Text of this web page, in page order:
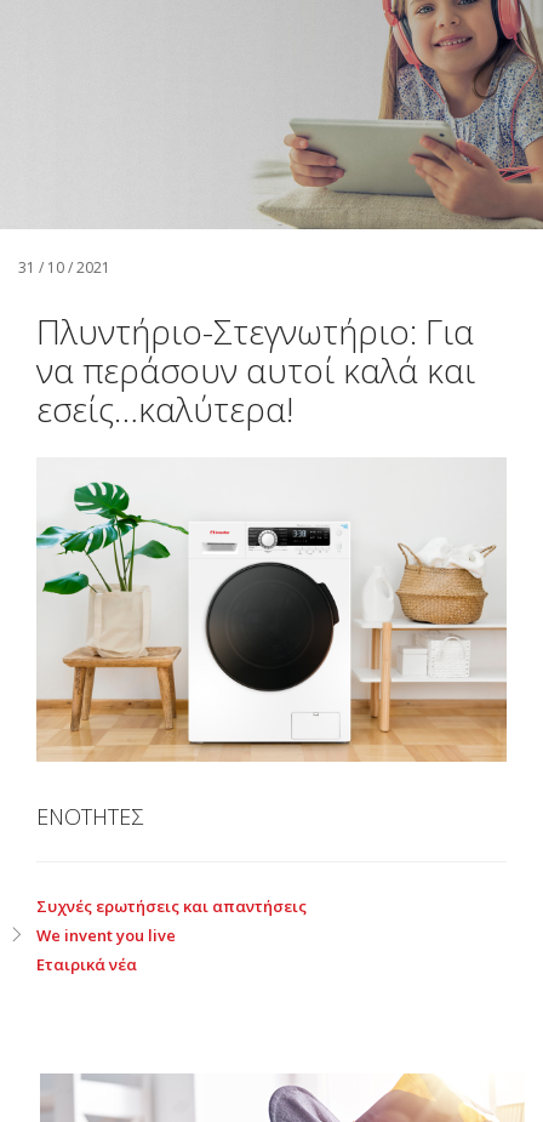
31 / 10 / 2021
Πλυντήριο-Στεγνωτήριο: Για
να περάσουν αυτοί καλά και
εσείς…καλύτερα!
ΕΝΟΤΗΤΕΣ
Συχνές ερωτήσεις και απαντήσεις
We invent you live
Εταιρικά νέα